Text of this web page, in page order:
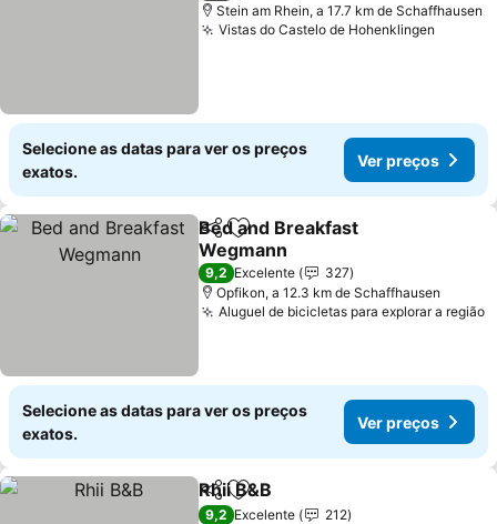
Stein am Rhein, a 17.7 km de Schaffhausen
Vistas do Castelo de Hohenklingen
Selecione as datas para ver os preços
exatos.
Ver preços
PartilharAdicionar aos favoritos
Bed and Breakfast
Wegmann
9,2 Excelente
327
Opfikon, a 12.3 km de Schaffhausen
Aluguel de bicicletas para explorar a região
Selecione as datas para ver os preços
exatos.
Ver preços
PartilharAdicionar aos favoritos
Rhii B&B
9,2 Excelente
212